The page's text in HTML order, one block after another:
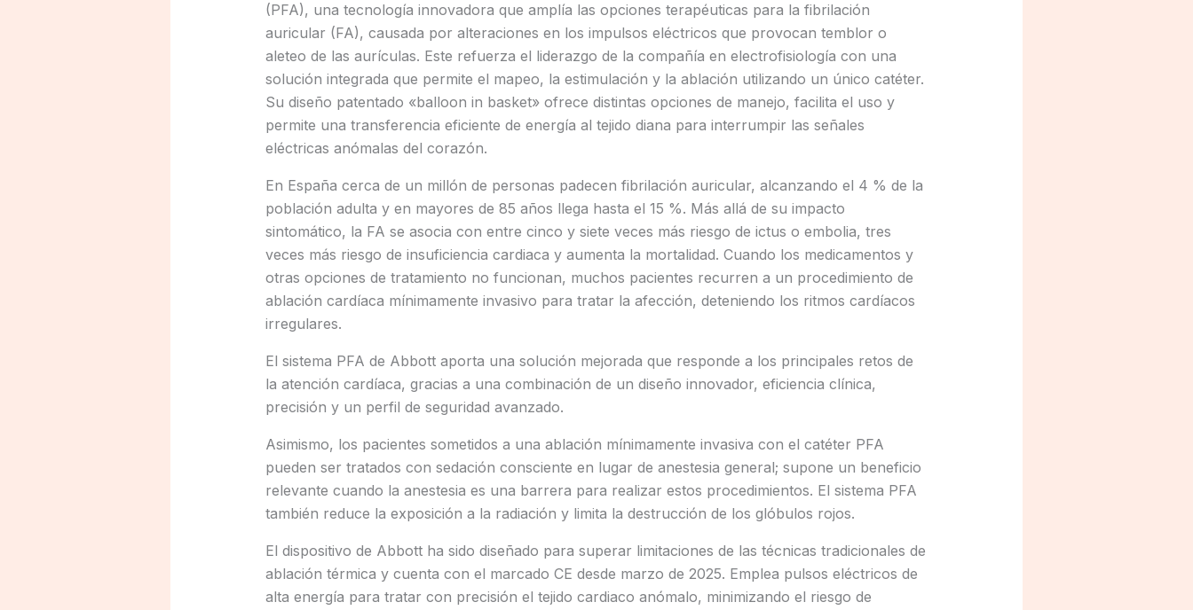
(PFA), una tecnología innovadora que amplía las opciones terapéuticas para la fibrilación
auricular (FA), causada por alteraciones en los impulsos eléctricos que provocan temblor o
aleteo de las aurículas. Este refuerza el liderazgo de la compañía en electrofisiología con una
solución integrada que permite el mapeo, la estimulación y la ablación utilizando un único catéter.
Su diseño patentado «balloon in basket» ofrece distintas opciones de manejo, facilita el uso y
permite una transferencia eficiente de energía al tejido diana para interrumpir las señales
eléctricas anómalas del corazón.
En España cerca de un millón de personas padecen fibrilación auricular, alcanzando el 4 % de la
población adulta y en mayores de 85 años llega hasta el 15 %. Más allá de su impacto
sintomático, la FA se asocia con entre cinco y siete veces más riesgo de ictus o embolia, tres
veces más riesgo de insuficiencia cardiaca y aumenta la mortalidad. Cuando los medicamentos y
otras opciones de tratamiento no funcionan, muchos pacientes recurren a un procedimiento de
ablación cardíaca mínimamente invasivo para tratar la afección, deteniendo los ritmos cardíacos
irregulares.
El sistema PFA de Abbott aporta una solución mejorada que responde a los principales retos de
la atención cardíaca, gracias a una combinación de un diseño innovador, eficiencia clínica,
precisión y un perfil de seguridad avanzado.
Asimismo, los pacientes sometidos a una ablación mínimamente invasiva con el catéter PFA
pueden ser tratados con sedación consciente en lugar de anestesia general; supone un beneficio
relevante cuando la anestesia es una barrera para realizar estos procedimientos. El sistema PFA
también reduce la exposición a la radiación y limita la destrucción de los glóbulos rojos.
El dispositivo de Abbott ha sido diseñado para superar limitaciones de las técnicas tradicionales de
ablación térmica y cuenta con el marcado CE desde marzo de 2025. Emplea pulsos eléctricos de
alta energía para tratar con precisión el tejido cardiaco anómalo, minimizando el riesgo de